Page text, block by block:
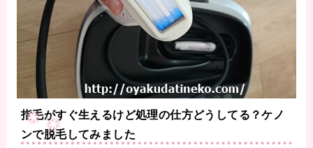
指毛がすぐ生えるけど処理の仕方どうしてる？ケノ
ンで脱毛してみました